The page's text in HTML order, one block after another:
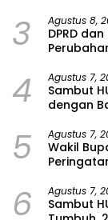
3 Agustus 8,
DPRD
4 Agustus 7,
Sambut
dengan
5 Agustus 7,
Wakil
6 Agustus 7,
Sambut